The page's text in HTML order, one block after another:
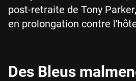
post-retraite de Tony
en prolongation contre
Des Bleus